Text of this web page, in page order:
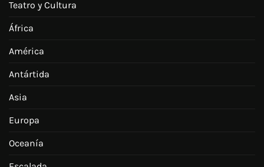
Teatro y Cultura
África
América
Antártida
Asia
Europa
Oceanía